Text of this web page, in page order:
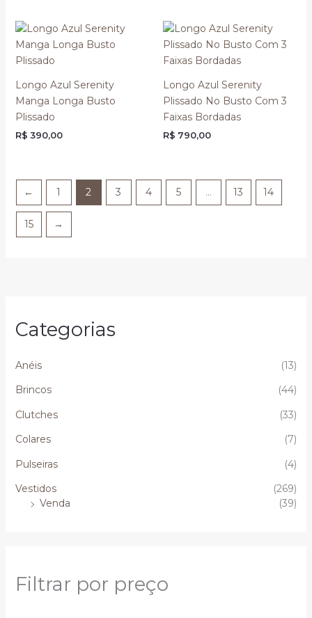
Categorias
Anéis
(13)
Brincos
(44)
Clutches
(33)
Colares
(7)
Pulseiras
(4)
Vestidos
(269)
Venda
(39)
Filtrar por preço
Longo Azul Serenity
Manga Longa Busto
Plissado
R$ 390,00
Longo Azul Serenity
Plissado No Busto Com 3
Faixas Bordadas
R$ 790,00
← 1 2 3 4 5 … 13 14
15 →